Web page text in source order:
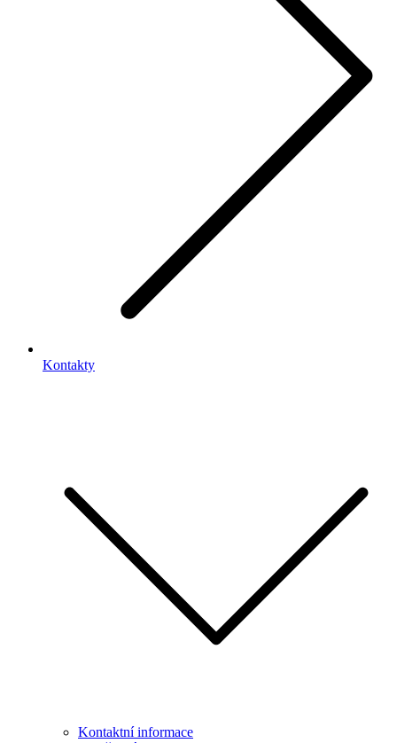
Kontakty
Kontaktní informace